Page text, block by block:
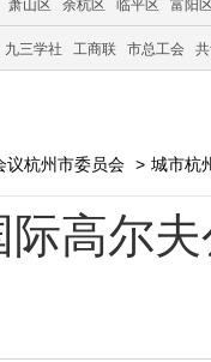
萧山区 余杭区 临平区 富阳
九三学社 工商联 市总工会
议杭州市委员会 > 城市杭
际高尔